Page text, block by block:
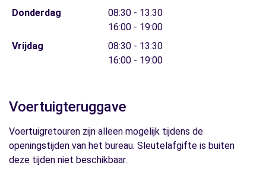
Donderdag
08:30 - 13:30
16:00 - 19:00
Vrijdag
08:30 - 13:30
16:00 - 19:00
Voertuigteruggave
Voertuigretouren zijn alleen mogelijk tijdens de
openingstijden van het bureau. Sleutelafgifte is buiten
deze tijden niet beschikbaar.